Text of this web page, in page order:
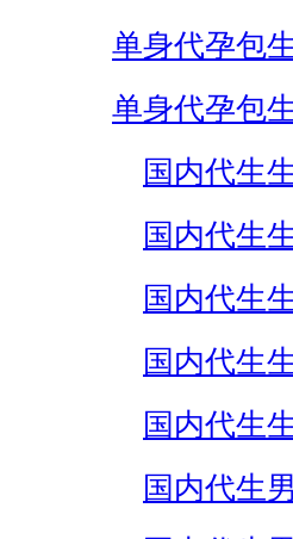
单身代孕包
单身代孕包
国内代生
国内代生
国内代生
国内代生
国内代生
国内代生